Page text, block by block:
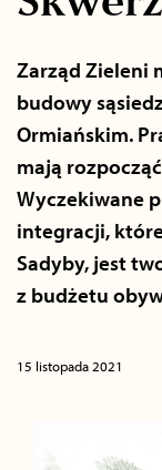
Zarząd Zieleni
budowy
Ormiańskim.
mają
Wyczekiwane
integracji,
Sadyby, jest
z budżetu
15 listopada 2021